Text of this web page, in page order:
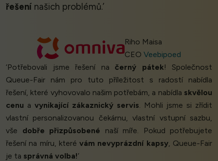
řešení našich problémů.’
Riho Maisa
CEO Veebipoed
‘Potřebovali jsme řešení na černý pátek! Společnost
Queue-Fair nám pro tuto příležitost s radostí nabídla
řešení, které vyhovovalo našim potřebám, a nabídla skvělou
cenu a vynikající zákaznický servis. Mohli jsme si zřídit
vlastní personalizovanou čekárnu, vlastní vstupní sazbu,
vše dobře přizpůsobené naší míře. Pokud potřebujete
řešení na míru, kterévám nevyprázdní kapsy, Queue-Fair
je ta správná volba!’